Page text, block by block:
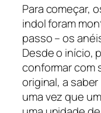
Para começar,
indol foram
passo – os
Desde o início,
conformar com
original, a
uma vez que